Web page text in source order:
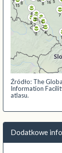
Źródło: The
Information
atlasu.
Dodatkowe